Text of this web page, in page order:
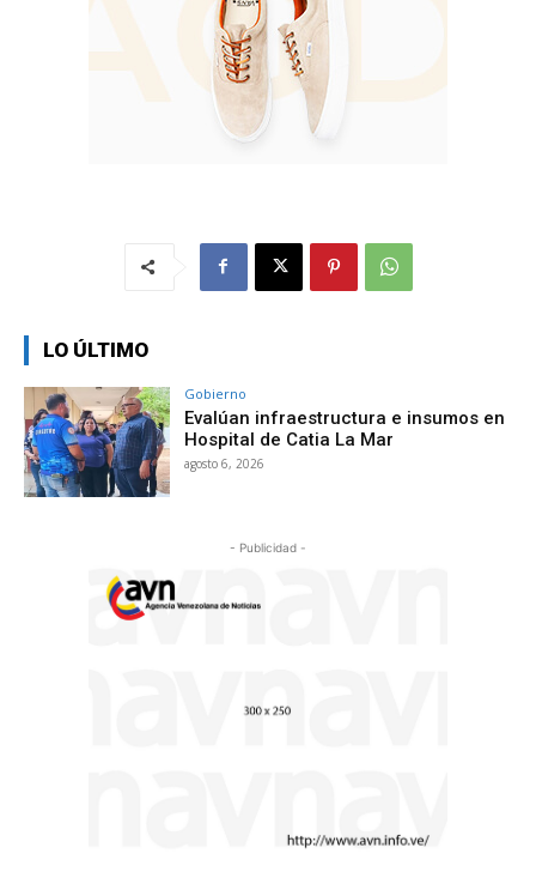
LO ÚLTIMO
Gobierno
Evalúan infraestructura e insumos en
Hospital de Catia La Mar
agosto 6, 2026
- Publicidad -